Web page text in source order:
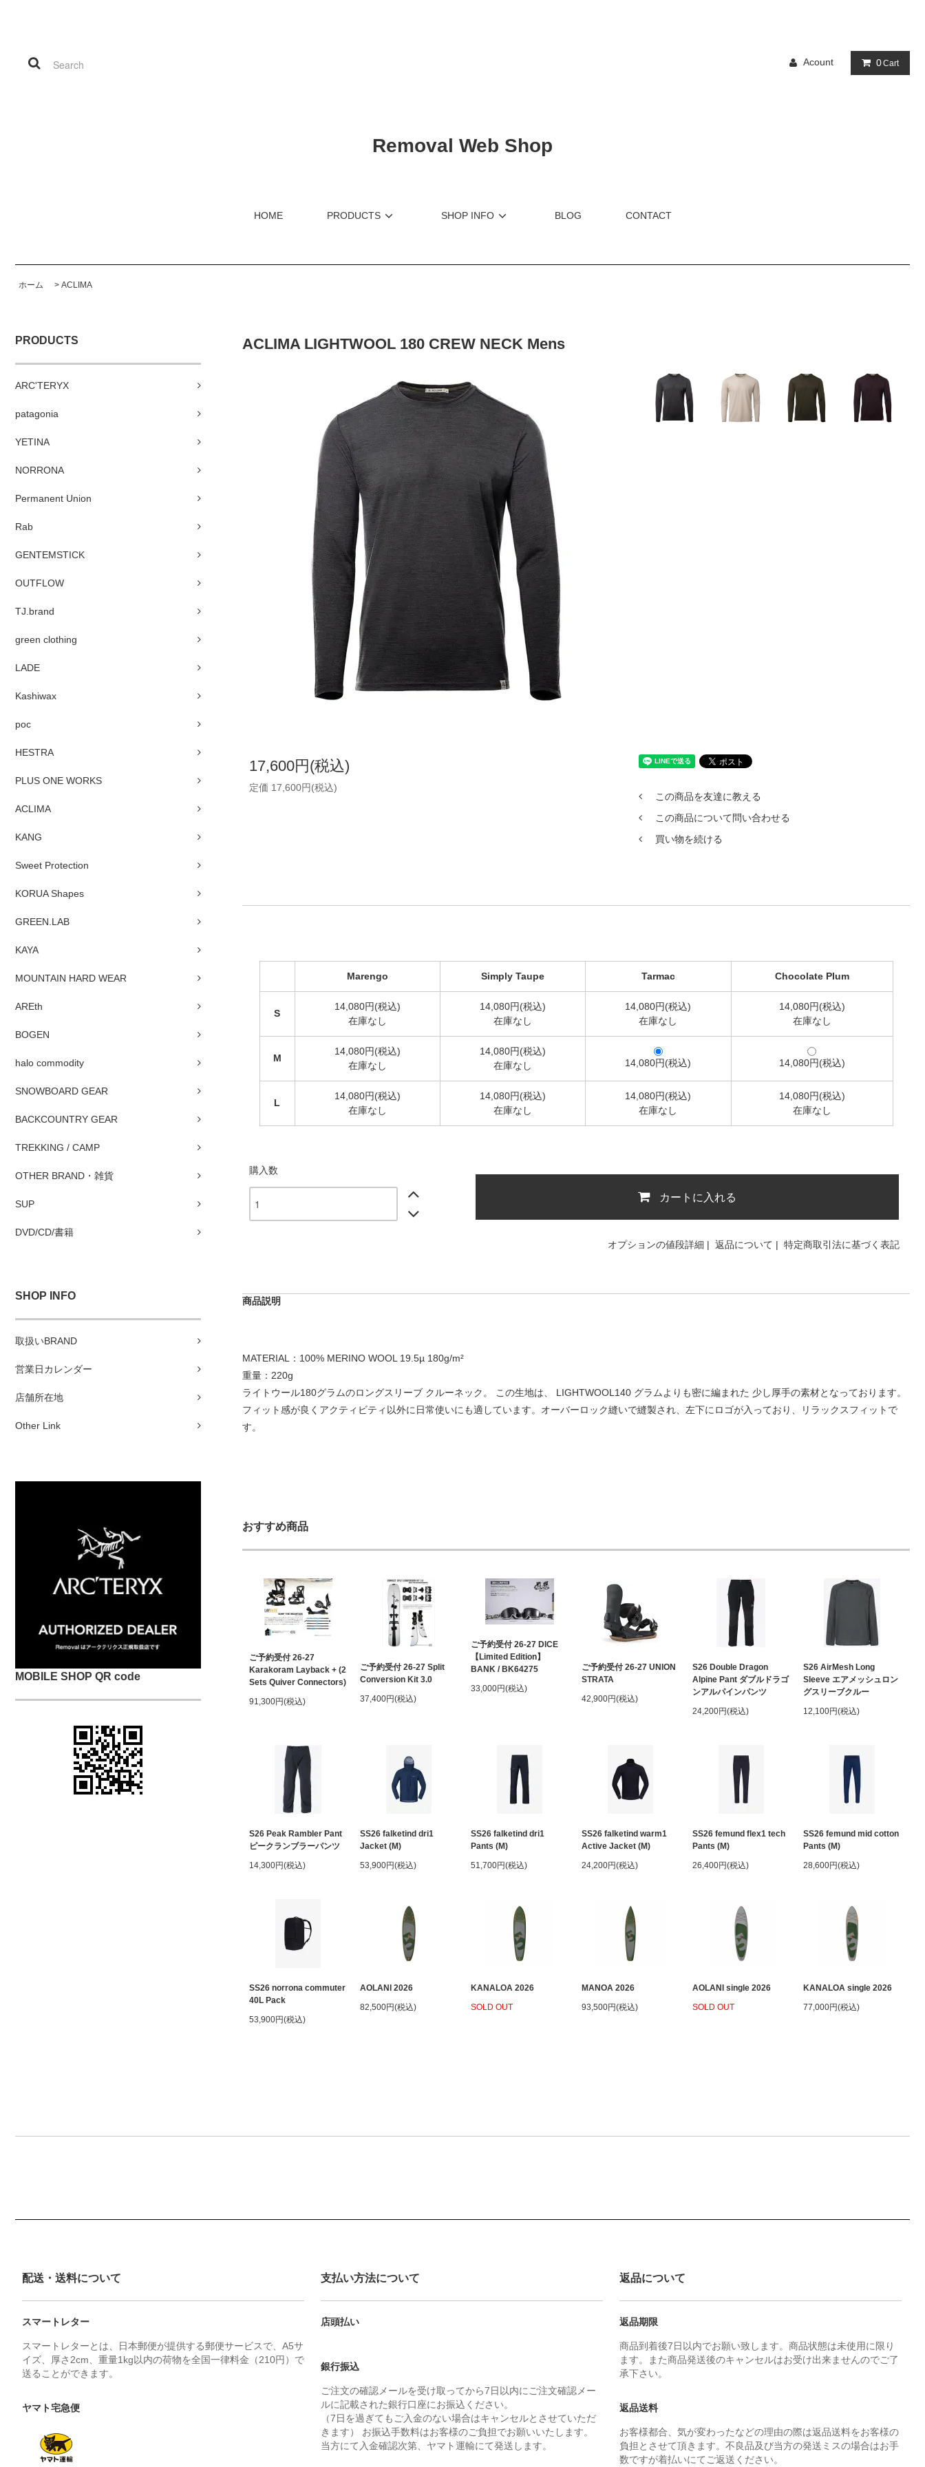
Acount 0Cart
Removal Web Shop
HOME PRODUCTS SHOP INFO BLOG CONTACT
ホーム > ACLIMA
PRODUCTS
ARC'TERYX
patagonia
YETINA
NORRONA
Permanent Union
Rab
GENTEMSTICK
OUTFLOW
TJ.brand
green clothing
LADE
Kashiwax
poc
HESTRA
PLUS ONE WORKS
ACLIMA
KANG
Sweet Protection
KORUA Shapes
GREEN.LAB
KAYA
MOUNTAIN HARD WEAR
AREth
BOGEN
halo commodity
SNOWBOARD GEAR
BACKCOUNTRY GEAR
TREKKING / CAMP
OTHER BRAND・雑貨
SUP
DVD/CD/書籍
SHOP INFO
取扱いBRAND
営業日カレンダー
店舗所在地
Other Link
MOBILE SHOP QR code
ACLIMA LIGHTWOOL 180 CREW NECK Mens
17,600円(税込)
定価 17,600円(税込)
この商品を友達に教える
この商品について問い合わせる
買い物を続ける
Marengo Simply Taupe Tarmac Chocolate Plum
S
14,080円(税込)
在庫なし
14,080円(税込)
在庫なし
14,080円(税込)
在庫なし
14,080円(税込)
在庫なし
M
14,080円(税込)
在庫なし
14,080円(税込)
在庫なし
14,080円(税込) 14,080円(税込)
L
14,080円(税込)
在庫なし
14,080円(税込)
在庫なし
14,080円(税込)
在庫なし
14,080円(税込)
在庫なし
購入数
カートに入れる
オプションの値段詳細 | 返品について | 特定商取引法に基づく表記
商品説明
MATERIAL：100% MERINO WOOL 19.5µ 180g/m²
重量：220g
ライトウール180グラムのロングスリーブ クルーネック。 この生地は、 LIGHTWOOL140 グラムよりも密に編まれた 少し厚手の素材となっております。
フィット感が良くアクティビティ以外に日常使いにも適しています。オーバーロック縫いで縫製され、左下にロゴが入っており、リラックスフィットで
す。
おすすめ商品
ご予約受付 26-27
Karakoram Layback + (2
Sets Quiver Connectors)
91,300円(税込)
ご予約受付 26-27 Split
Conversion Kit 3.0
37,400円(税込)
ご予約受付 26-27 DICE
【Limited Edition】
BANK / BK64275
33,000円(税込)
ご予約受付 26-27 UNION
STRATA
42,900円(税込)
S26 Double Dragon
Alpine Pant ダブルドラゴ
ンアルパインパンツ
24,200円(税込)
S26 AirMesh Long
Sleeve エアメッシュロン
グスリーブクルー
12,100円(税込)
S26 Peak Rambler Pant
ピークランブラーパンツ
14,300円(税込)
SS26 falketind dri1
Jacket (M)
53,900円(税込)
SS26 falketind dri1
Pants (M)
51,700円(税込)
SS26 falketind warm1
Active Jacket (M)
24,200円(税込)
SS26 femund flex1 tech
Pants (M)
26,400円(税込)
SS26 femund mid cotton
Pants (M)
28,600円(税込)
SS26 norrona commuter
40L Pack
53,900円(税込)
AOLANI 2026
82,500円(税込)
KANALOA 2026
SOLD OUT
MANOA 2026
93,500円(税込)
AOLANI single 2026
SOLD OUT
KANALOA single 2026
77,000円(税込)
配送・送料について
スマートレター
スマートレターとは、日本郵便が提供する郵便サービスで、A5サ
イズ、厚さ2cm、重量1kg以内の荷物を全国一律料金（210円）で
送ることができます。
ヤマト宅急便
支払い方法について
店頭払い
銀行振込
ご注文の確認メールを受け取ってから7日以内にご注文確認メー
ルに記載された銀行口座にお振込ください。
（7日を過ぎてもご入金のない場合はキャンセルとさせていただ
きます） お振込手数料はお客様のご負担でお願いいたします。
当方にて入金確認次第、ヤマト運輸にて発送します。
返品について
返品期限
商品到着後7日以内でお願い致します。商品状態は未使用に限り
ます。また商品発送後のキャンセルはお受け出来ませんのでご了
承下さい。
返品送料
お客様都合、気が変わったなどの理由の際は返品送料をお客様の
負担とさせて頂きます。不良品及び当方の発送ミスの場合はお手
数ですが着払いにてご返送ください。